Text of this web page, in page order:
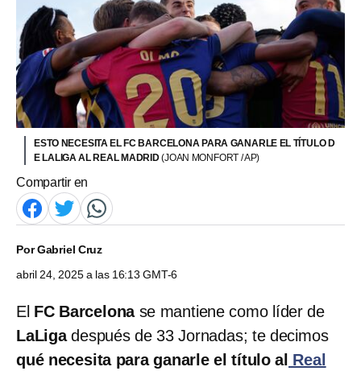
ESTO NECESITA EL FC BARCELONA PARA GANARLE EL TÍTULO D
E LALIGA AL REAL MADRID(JOAN MONFORT / AP)
Compartir en
PorGabriel Cruz
abril 24, 2025 a las 16:13 GMT-6
El FC Barcelona se mantiene como líder de
LaLigadespués de 33 Jornadas; te decimos
qué necesita para ganarle el título al Real